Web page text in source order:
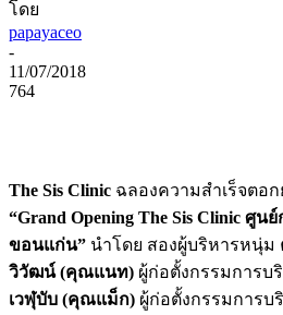
โดย
papayaceo
-
11/07/2018
764
The Sis Clinic ฉลองความสำเร็จตอ
“Grand Opening The Sis Clinic ศู
ขอนแก่น” นำโดย สองผู้บริหารหนุ่ม
วิวัฒน์ (คุณแนท) ผู้ก่อตั้งกรรมการบ
เวฬุบับ (คุณแม็ก) ผู้ก่อตั้งกรรมการบ